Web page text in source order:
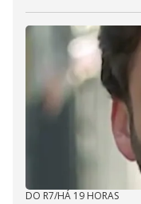
DO R7/HÁ 19 HORAS